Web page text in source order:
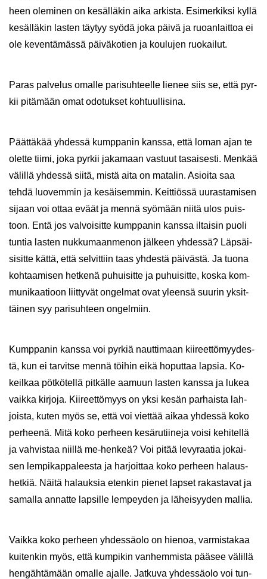
heen ole­mi­nen on ke­säl­lä­kin aika ar­kis­ta. Esi­mer­kik­si kyllä
ke­säl­lä­kin las­ten täy­tyy syödä joka päivä ja ruo­an­lait­toa ei
ole ke­ven­tä­mäs­sä päi­vä­ko­tien ja kou­lu­jen ruo­kai­lut.
Paras pal­ve­lus omal­le pa­ri­suh­teel­le lie­nee siis se, että pyr­
kii pi­tä­mään omat odo­tuk­set koh­tuul­li­si­na.
Päät­tä­kää yh­des­sä kump­pa­nin kans­sa, että loman ajan te
olet­te tiimi, joka pyr­kii ja­ka­maan vas­tuut ta­sai­ses­ti. Men­kää
vä­lil­lä yh­des­sä siitä, mistä aita on ma­ta­lin. Asioi­ta saa
tehdä luo­vem­min ja ke­säi­sem­min. Keit­tiös­sä uu­ras­ta­mi­sen
si­jaan voi ottaa eväät ja mennä syö­mään niitä ulos puis­
toon. Entä jos val­voi­sit­te kump­pa­nin kans­sa il­tai­sin puoli
tun­tia las­ten nuk­ku­maan­me­non jäl­keen yh­des­sä? Läp­säi­
si­sit­te kättä, että sel­vit­tiin taas yh­des­tä päi­väs­tä. Ja tuona
koh­taa­mi­sen het­ke­nä pu­hui­sit­te ja pu­hui­sit­te, koska kom­
mu­ni­kaa­tioon liit­ty­vät on­gel­mat ovat yleen­sä suu­rin yk­sit­
täi­nen syy pa­ri­suh­teen on­gel­miin.
Kump­pa­nin kans­sa voi pyr­kiä naut­ti­maan kii­reet­tö­myy­des­
tä, kun ei tar­vit­se mennä töi­hin eikä ho­put­taa lap­sia. Ko­
keil­kaa pöt­kö­tel­lä pit­käl­le aa­muun las­ten kans­sa ja lukea
vaik­ka kir­jo­ja. Kii­reet­tö­myys on yksi kesän par­hais­ta lah­
jois­ta, kuten myös se, että voi viet­tää aikaa yh­des­sä koko
per­hee­nä. Mitä koko per­heen ke­sä­ru­tii­ne­ja voisi ke­hi­tel­lä
ja vah­vis­taa niil­lä me-​henkeä? Voi pitää le­vy­raa­tia jo­kai­
sen lem­pi­kap­pa­lees­ta ja har­joit­taa koko per­heen ha­laus­
het­kiä. Näitä ha­lauk­sia eten­kin pie­net lap­set ra­kas­ta­vat ja
sa­mal­la an­nat­te lap­sil­le lem­pey­den ja lä­hei­syy­den mal­lia.
Vaik­ka koko per­heen yh­des­sä­olo on hie­noa, var­mis­ta­kaa
kui­ten­kin myös, että kum­pi­kin van­hem­mis­ta pää­see vä­lil­lä
hen­gäh­tä­mään omal­le ajal­le. Jat­ku­va yh­des­sä­olo voi tun­